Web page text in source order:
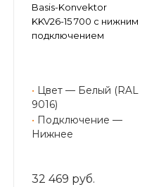
Basis-Konvektor
KKV26-15 700 с нижним
подключением
• Цвет — Белый (RAL
9016)
• Подключение —
Нижнее
32 469 руб.